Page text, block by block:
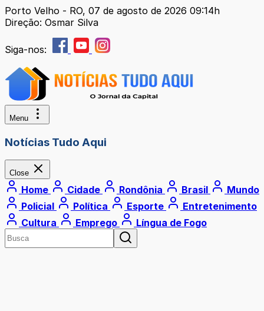
Porto Velho - RO, 07 de agosto de 2026 09:14h
Direção: Osmar Silva
Siga-nos:
Menu
Notícias Tudo Aqui
Close
Home Cidade Rondônia Brasil
Mundo
Policial
Política Esporte
Entretenimento
Cultura
Emprego Língua de Fogo